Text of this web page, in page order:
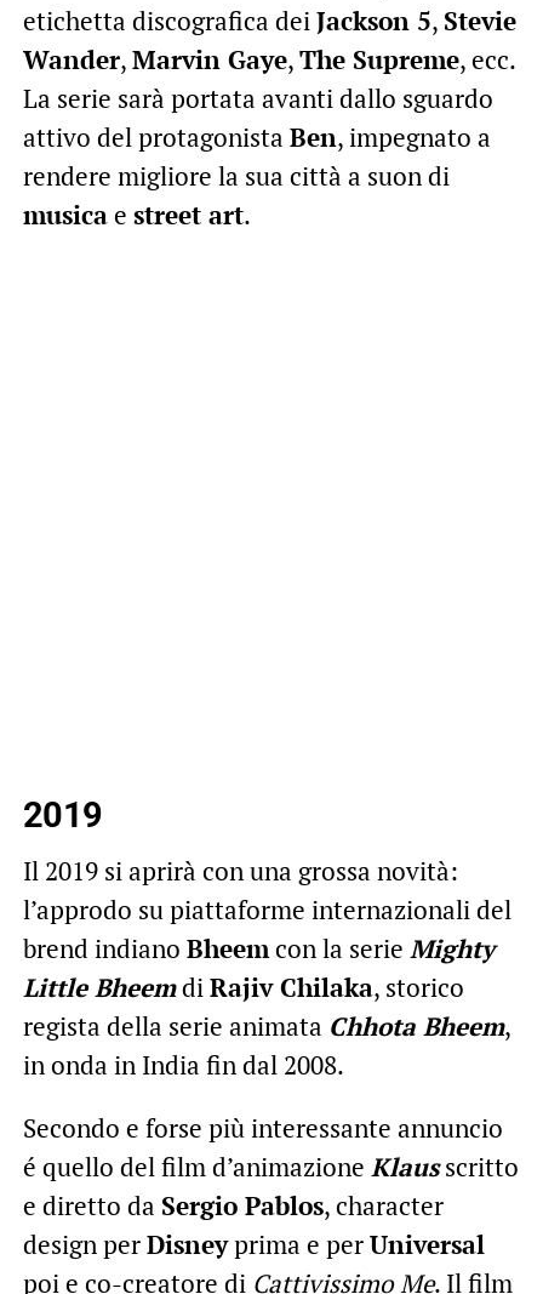
etichetta discografica deiJackson 5, Stevie
Wander,Marvin Gaye,The Supreme, ecc.
La serie sarà portata avanti dallo sguardo
attivo del protagonista Ben, impegnato a
rendere migliore la sua città a suon di
musicae street art.
2019
Il 2019 si aprirà con una grossa novità:
l’approdo su piattaforme internazionali del
brend indiano Bheemcon la serie Mighty
Little BheemdiRajiv Chilaka, storico
regista della serie animata Chhota Bheem,
in onda in India fin dal 2008.
Secondo e forse più interessante annuncio
é quello del film d’animazione Klausscritto
e diretto da Sergio Pablos, character
design perDisneyprima e perUniversal
poi e co-creatore di Cattivissimo Me. Il film